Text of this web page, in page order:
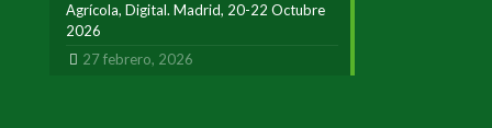
Agrícola, Digital. Madrid, 20-22 Octubre
2026
27 febrero, 2026